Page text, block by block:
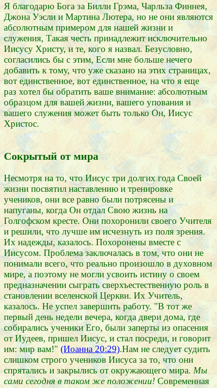
Я благодарю Бога за Билли Грэма, Чарльза Финнея,
Джона Уэсли и Мартина Лютера, но не они являются
абсолютным примером для нашей жизни и
служения, Такая честь принадлежит исключительно
Иисусу Христу, и те, кого я назвал. Безусловно,
согласились бы с этим, Если мне больше нечего
добавить к тому, что уже сказано на этих страницах,
вот единственное, вот единственное, на что я еще
раз хотел бы обратить ваше внимание: абсолютным
образцом для вашей жизни, вашего упования и
вашего служения может быть только Он, Иисус
Христос.
Сокрытый от мира
Несмотря на то, что Иисус три долгих года Своей
жизни посвятил наставлению и тренировке
учеников, они все равно были потрясены и
напуганы, когда Он отдал Свою жизнь на
Голгофском кресте. Они похоронили своего Учителя
и решили, что лучше им исчезнуть из поля зрения.
Их надежды, казалось. Похоронены вместе с
Иисусом. Проблема заключалась в том, что они не
понимали всего, что реально произошло в духовном
мире, а поэтому не могли усвоить истину о своем
предназначении сыграть сверхъестественную роль в
становлении вселенской Церкви. Их Учитель,
казалось. Не успел завершить работу. "В тот же
первый день недели вечера, когда двери дома, где
собирались ученики Его, были заперты из опасения
от Иудеев, пришел Иисус, и стал посреди, и говорит
им: мир вам!" (Иоанна 20:29).Нам не следует судить
слишком строго учеников Иисуса за то, что они
спрятались и закрылись от окружающего мира. Мы
сами сегодня в таком же положении!Современная